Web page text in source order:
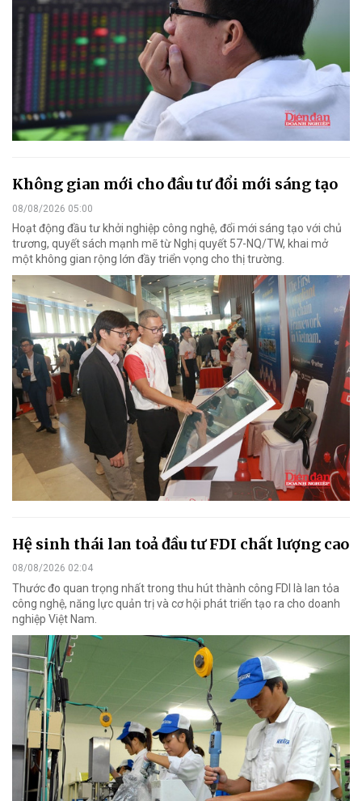
Không gian mới cho đầu tư đổi mới sáng tạo
08/08/2026 05:00
Hoạt động đầu tư khởi nghiệp công nghệ, đổi mới sáng tạo với chủ
trương, quyết sách mạnh mẽ từ Nghị quyết 57-NQ/TW, khai mở
một không gian rộng lớn đầy triển vọng cho thị trường.
Hệ sinh thái lan toả đầu tư FDI chất lượng cao
08/08/2026 02:04
Thước đo quan trọng nhất trong thu hút thành công FDI là lan tỏa
công nghệ, năng lực quản trị và cơ hội phát triển tạo ra cho doanh
nghiệp Việt Nam.